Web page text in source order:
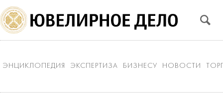
ЭНЦИКЛОПЕДИЯ ЭКСПЕРТИЗА БИЗНЕСУ НОВОСТИ